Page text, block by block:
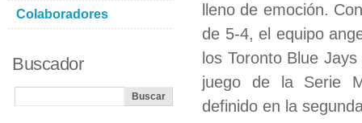
lleno de emoción.
de 5-4, el equipo
los Toronto Blue
juego de la Serie
definido en la
Colaboradores
Buscador